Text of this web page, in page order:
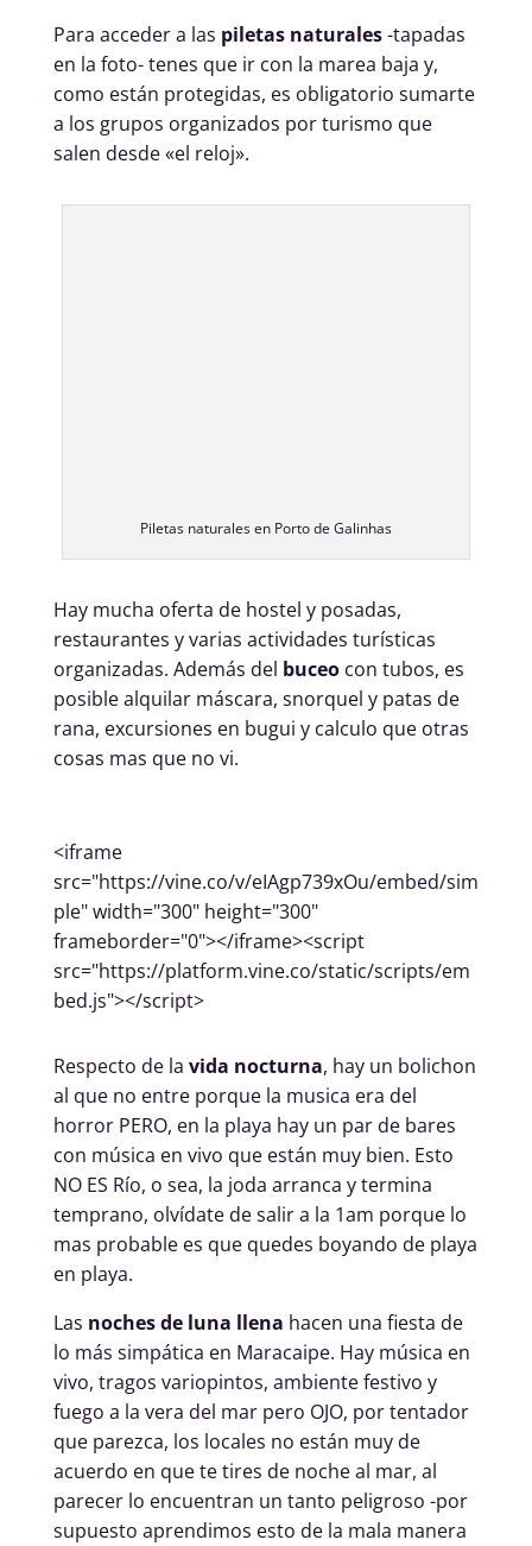
Para acceder a las piletas naturales-tapadas
en la foto- tenes que ir con la marea baja y,
como están protegidas, es obligatorio sumarte
a los grupos organizados por turismo que
salen desde «el reloj».
Piletas naturales en Porto de Galinhas
Hay mucha oferta de hostel y posadas,
restaurantes y varias actividades turísticas
organizadas. Además del buceocon tubos, es
posible alquilar máscara, snorquel y patas de
rana, excursiones en bugui y calculo que otras
cosas mas que no vi.
<iframe
src="https://vine.co/v/eIAgp739xOu/embed/sim
ple" width="300" height="300"
frameborder="0"></iframe><script
src="https://platform.vine.co/static/scripts/em
bed.js"></script>
Respecto de la vida nocturna, hay un bolichon
al que no entre porque la musica era del
horror PERO, en la playa hay un par de bares
con música en vivo que están muy bien. Esto
NO ES Río, o sea, la joda arranca y termina
temprano, olvídate de salir a la 1am porque lo
mas probable es que quedes boyando de playa
en playa.
Las noches de luna llena hacen una fiesta de
lo más simpática en Maracaipe. Hay música en
vivo, tragos variopintos, ambiente festivo y
fuego a la vera del mar pero OJO, por tentador
que parezca, los locales no están muy de
acuerdo en que te tires de noche al mar, al
parecer lo encuentran un tanto peligroso -por
supuesto aprendimos esto de la mala manera